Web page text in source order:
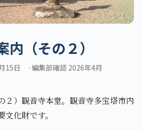
（その２）
15日 編集部確認 2026年4月
２）観音寺本堂。観音寺多宝塔市内
化財です。